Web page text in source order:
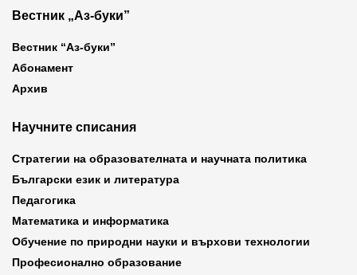
Вестник „Аз-буки”
Вестник “Аз-буки”
Абонамент
Архив
Научните списания
Стратегии на образователната и научната политика
Български език и литература
Педагогика
Математика и информатика
Обучение по природни науки и върхови технологии
Професионално образование